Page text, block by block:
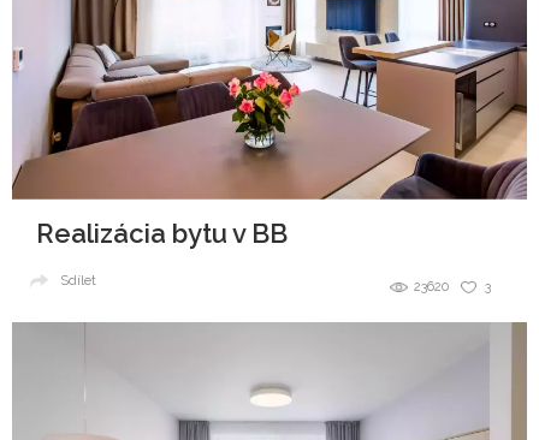
Realizácia bytu v BB
3
23620
Sdílet